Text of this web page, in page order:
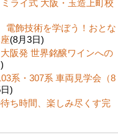
ライ式 大阪・玉造上町校
電飾技術を学ぼう！おとな
(8月3日)
阪発 世界銘醸ワインへの
系・307系 車両見学会（8
)
ち時間、楽しみ尽くす完